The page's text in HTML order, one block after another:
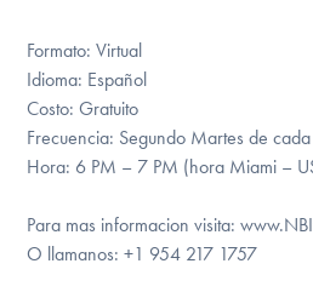
Formato: Virtual
Idioma: Español
Costo: Gratuito
Frecuencia: Segundo Martes de cada
Hora: 6 PM – 7 PM (hora Miami –
Para mas informacion visita:
O llamanos: +1 954 217 1757